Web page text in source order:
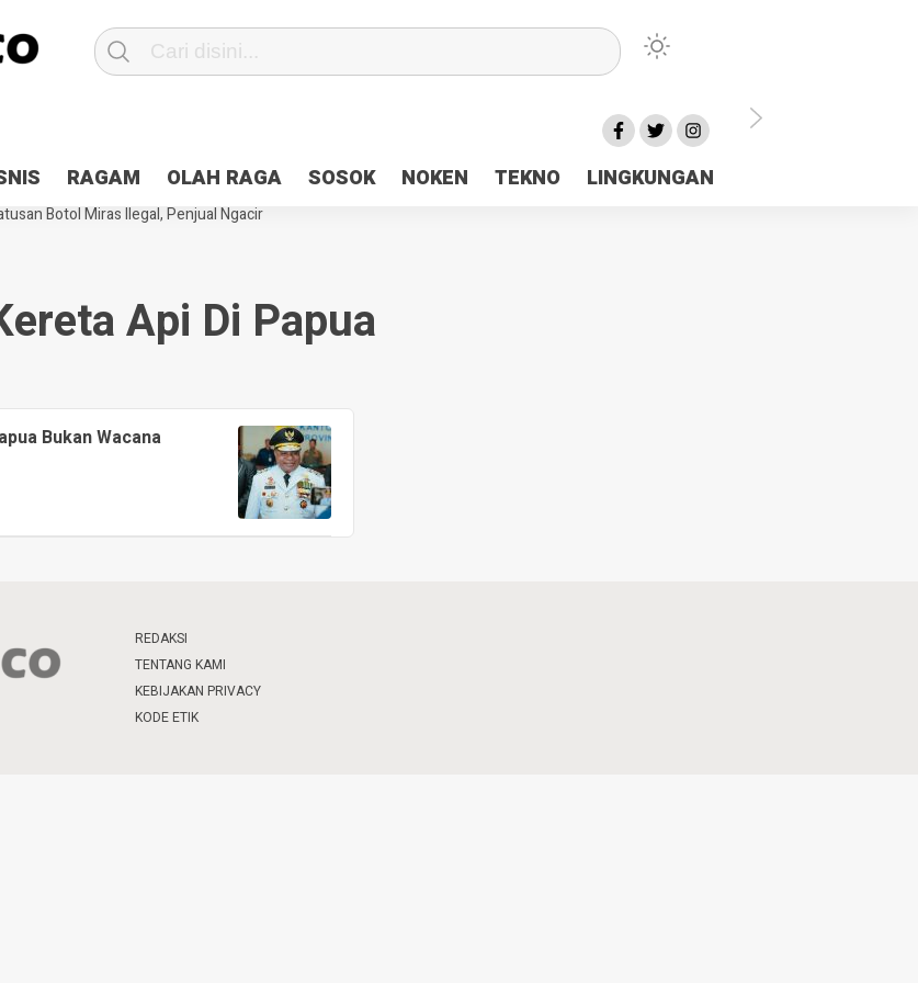
RAGAM OLAH RAGA SOSOK NOKEN TEKNO LINGKUNGAN
di Kota Jayapura
Pesan Sejuk Polri di Deklarasi Pemilu Ceria Tanah Papua
Hibah Pilkada Jayapura Cair 10 Persen, Deposit Kas Daerah Rp23 Miliar Disorot
Botol Miras Ilegal, Penjual Ngacir
Api Di Papua
Bukan Wacana
REDAKSI
TENTANG KAMI
KEBIJAKAN PRIVACY
KODE ETIK